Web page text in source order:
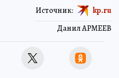
Данил АРМЕЕВ
Источник: kp.ru